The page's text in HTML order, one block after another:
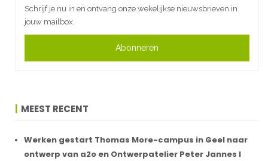
Schrijf je nu in en ontvang onze wekelijkse nieuwsbrieven in
jouw mailbox.
Abonneren
MEEST RECENT
Werken gestart Thomas More-campus in Geel naar
ontwerp van a2o en Ontwerpatelier Peter Jannes I